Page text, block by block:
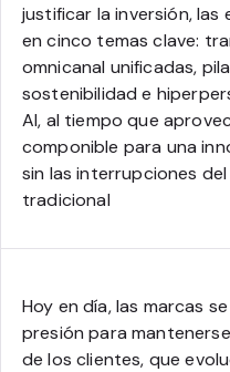
justificar la inversión,
en cinco temas clave:
omnicanal unificadas,
sostenibilidad e
AI, al tiempo que
componible para una
sin las interrupciones
tradicional
Hoy en día, las marcas
presión para
de los clientes, que